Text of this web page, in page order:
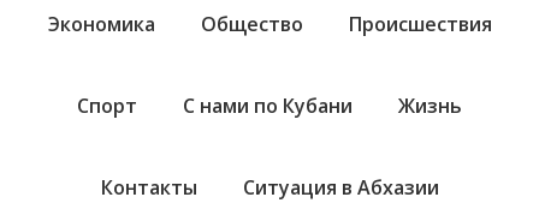
Экономика Общество Происшествия
Спорт С нами по Кубани Жизнь
Контакты Ситуация в Абхазии